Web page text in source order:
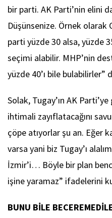
bir parti. AK Parti’nin elini
Düşünsenize. Örnek olarak
parti yüzde 30 alsa, yüzde
seçimi alabilir. MHP’nin
yüzde 40’ı bile bulabilirler”
Solak, Tugay’ın AK
ihtimali zayıflatacağını
çöpe atıyorlar şu an. Eğer
varsa yani biz Tugay’ı
İzmir’i… Böyle bir plan
işine yaramaz” ifadelerini
BUNU BİLE